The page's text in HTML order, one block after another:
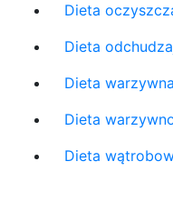
Dieta
Dieta
Dieta warzywna
Dieta
Dieta